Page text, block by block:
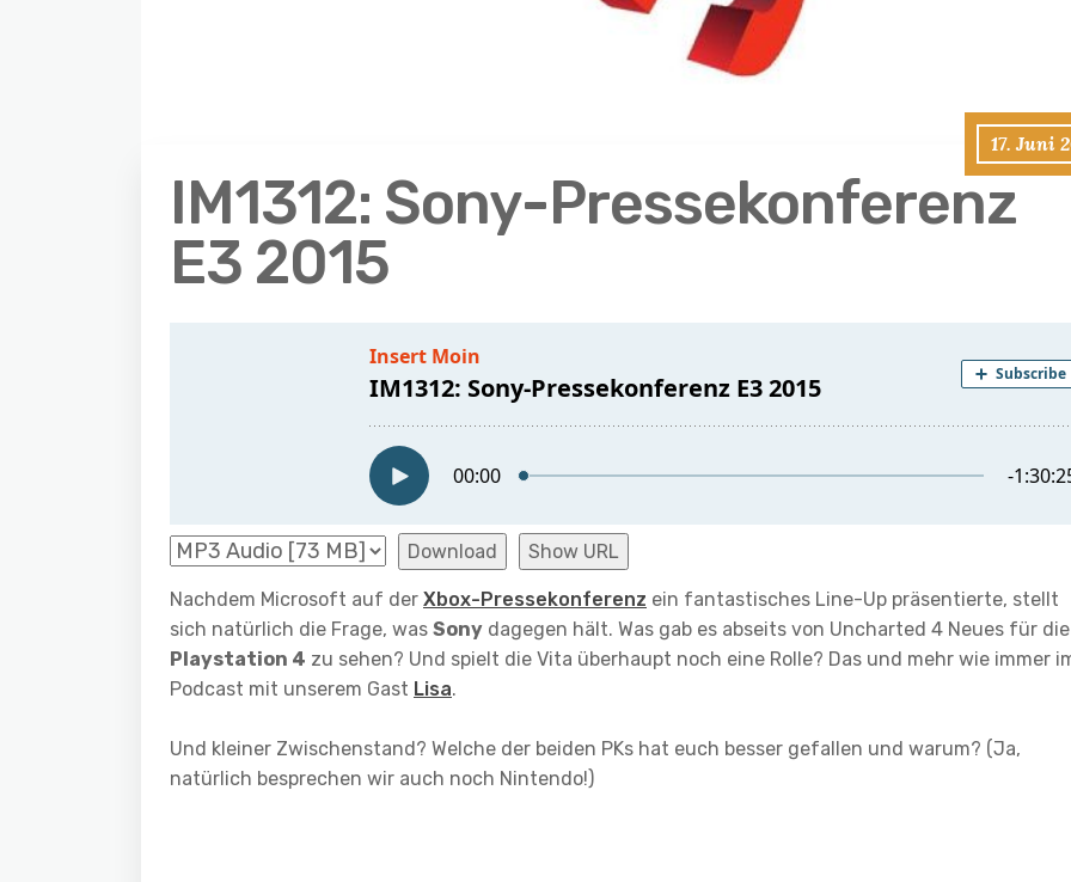
17. Juni
IM1312: Sony-Pressekonferenz
E3 2015
Download Show URL
Nachdem Microsoft auf der Xbox-Pressekonferenz ein fantastisches Line-Up präsentierte, stellt
sich natürlich die Frage, was Sony dagegen hält. Was gab es abseits von Uncharted 4 Neues für die
Playstation 4 zu sehen? Und spielt die Vita überhaupt noch eine Rolle? Das und mehr wie immer
Podcast mit unserem Gast Lisa.
Und kleiner Zwischenstand? Welche der beiden PKs hat euch besser gefallen und warum? (Ja,
natürlich besprechen wir auch noch Nintendo!)